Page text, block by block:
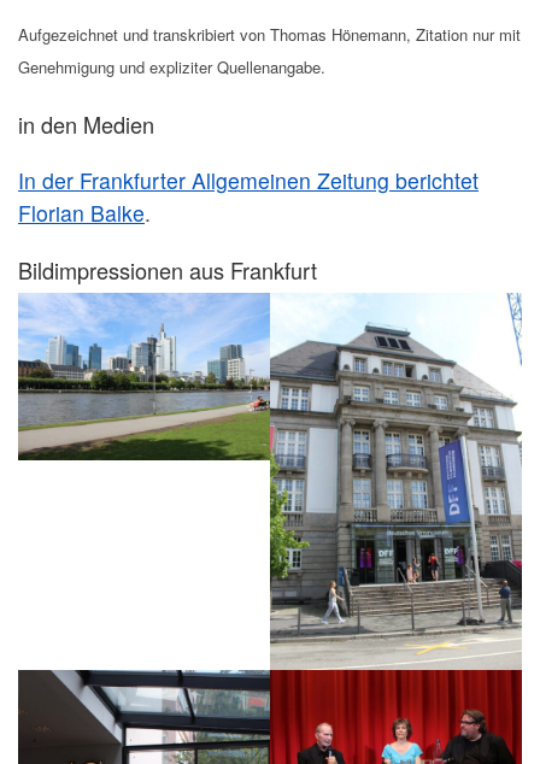
Aufgezeichnet und transkribiert von Thomas Hönemann, Zitation nur mit
Genehmigung und expliziter Quellenangabe.
in den Medien
In der Frankfurter Allgemeinen Zeitung berichtet
Florian Balke.
Bildimpressionen aus Frankfurt